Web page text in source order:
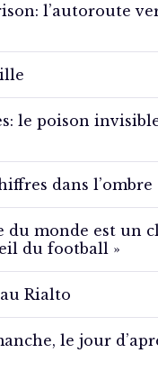
l’autoroute
le poison
dans l’ombre
du monde est un
du football »
Rialto
le jour